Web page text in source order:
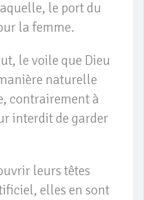
le port du
la femme.
le voile que Dieu
naturelle
contrairement à
interdit de garder
leurs têtes
elles en sont